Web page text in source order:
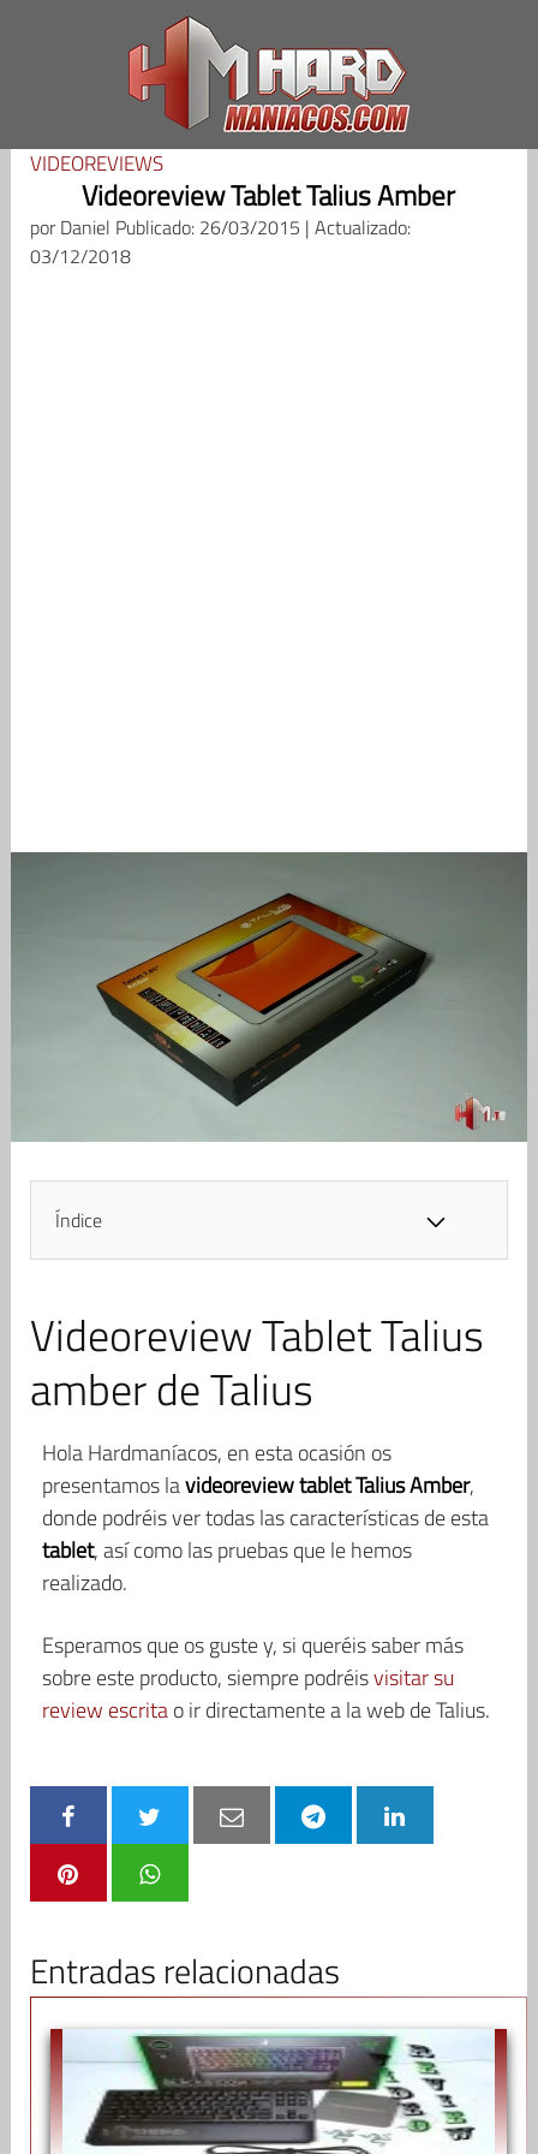
VIDEOREVIEWS
Videoreview Tablet Talius Amber
porDaniel Publicado: 26/03/2015 | Actualizado:
03/12/2018
Índice
Videoreview Tablet Talius
amber de Talius
Hola Hardmaníacos, en esta ocasión os
presentamos lavideoreview tablet Talius Amber,
donde podréis ver todas las características de esta
tablet, así como las pruebas que le hemos
realizado.
Esperamos que os guste y, si queréis saber más
sobre este producto, siempre podréisvisitar su
review escritao ir directamente a la web de Talius.
Entradas relacionadas